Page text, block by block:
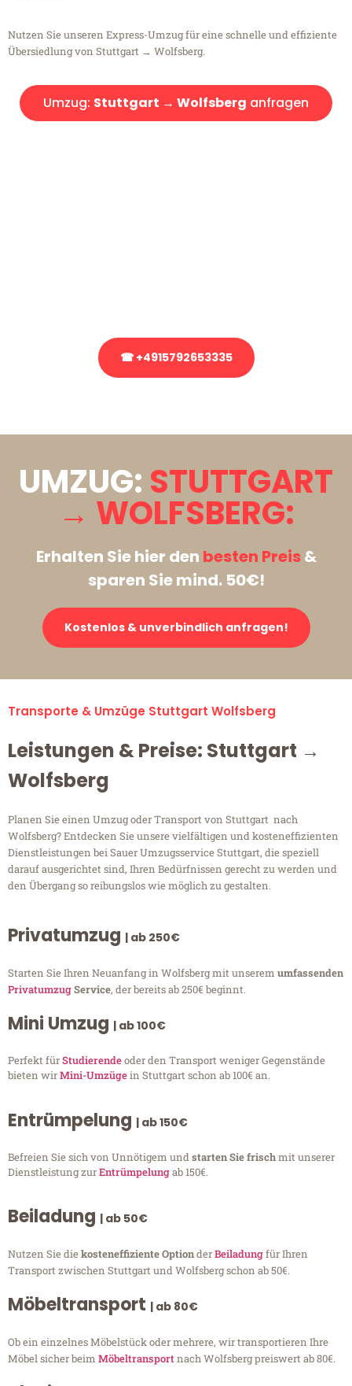
Nutzen Sie unseren Express-Umzug für eine schnelle und effiziente
Übersiedlung von Stuttgart → Wolfsberg.
Umzug: Stuttgart → Wolfsberg anfragen
☎ +4915792653335
UMZUG: STUTTGART
→ WOLFSBERG:
Erhalten Sie hier den besten Preis&
sparen Sie mind. 50€!
Kostenlos & unverbindlich anfragen!
Transporte & Umzüge Stuttgart Wolfsberg
Leistungen & Preise: Stuttgart →
Wolfsberg
Planen Sie einen Umzug oder Transport von Stuttgart nach
Wolfsberg? Entdecken Sie unsere vielfältigen und kosteneffizienten
Dienstleistungen bei Sauer Umzugsservice Stuttgart, die speziell
darauf ausgerichtet sind, Ihren Bedürfnissen gerecht zu werden und
den Übergang so reibungslos wie möglich zu gestalten.
Privatumzug | ab 250€
Starten Sie Ihren Neuanfang in Wolfsberg mit unserem umfassenden
PrivatumzugService, der bereits ab 250€ beginnt.
Mini Umzug | ab 100€
Perfekt fürStudierendeoder den Transport weniger Gegenstände
bieten wirMini-Umzügein Stuttgart schon ab 100€ an.
Entrümpelung | ab 150€
Befreien Sie sich von Unnötigem undstarten Sie frischmit unserer
Dienstleistung zurEntrümpelungab 150€.
Beiladung | ab 50€
Nutzen Sie diekosteneffiziente OptionderBeiladungfür Ihren
Transport zwischen Stuttgart und Wolfsberg schon ab 50€.
Möbeltransport | ab 80€
Ob ein einzelnes Möbelstück oder mehrere, wir transportieren Ihre
Möbel sicher beim Möbeltransportnach Wolfsberg preiswert ab 80€.